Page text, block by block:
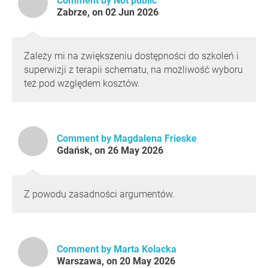
Takie praktyki uderzają w zasadę równego dostępu do
transparentnych zabezpieczeń przed sytuacją, w której
osoby prowadzące konkurencyjne szkolenia mają wpływ
na rozpatrywanie wniosków innych trenerów.
programu szkoleniowego może zależeć nie tylko od
spełnienia formalnych kryteriów merytorycznych, lecz
także od dostępu do nieformalnych rekomendacji,
Nie przesądzamy intencji żadnej osoby ani instytucji,
traktowania oraz ograniczonego dostępu do rozwoju
zawodowego.
Zabrze, on 02 Jun 2026
Zależy mi na zwiększeniu dostępności do szkoleń i
superwizji z terapii schematu, na możliwość wyboru
też pod względem kosztów.
Comment by Magdalena Frieske
Gdańsk, on 26 May 2026
Z powodu zasadności argumentów.
Comment by Marta Kolacka
Warszawa, on 20 May 2026